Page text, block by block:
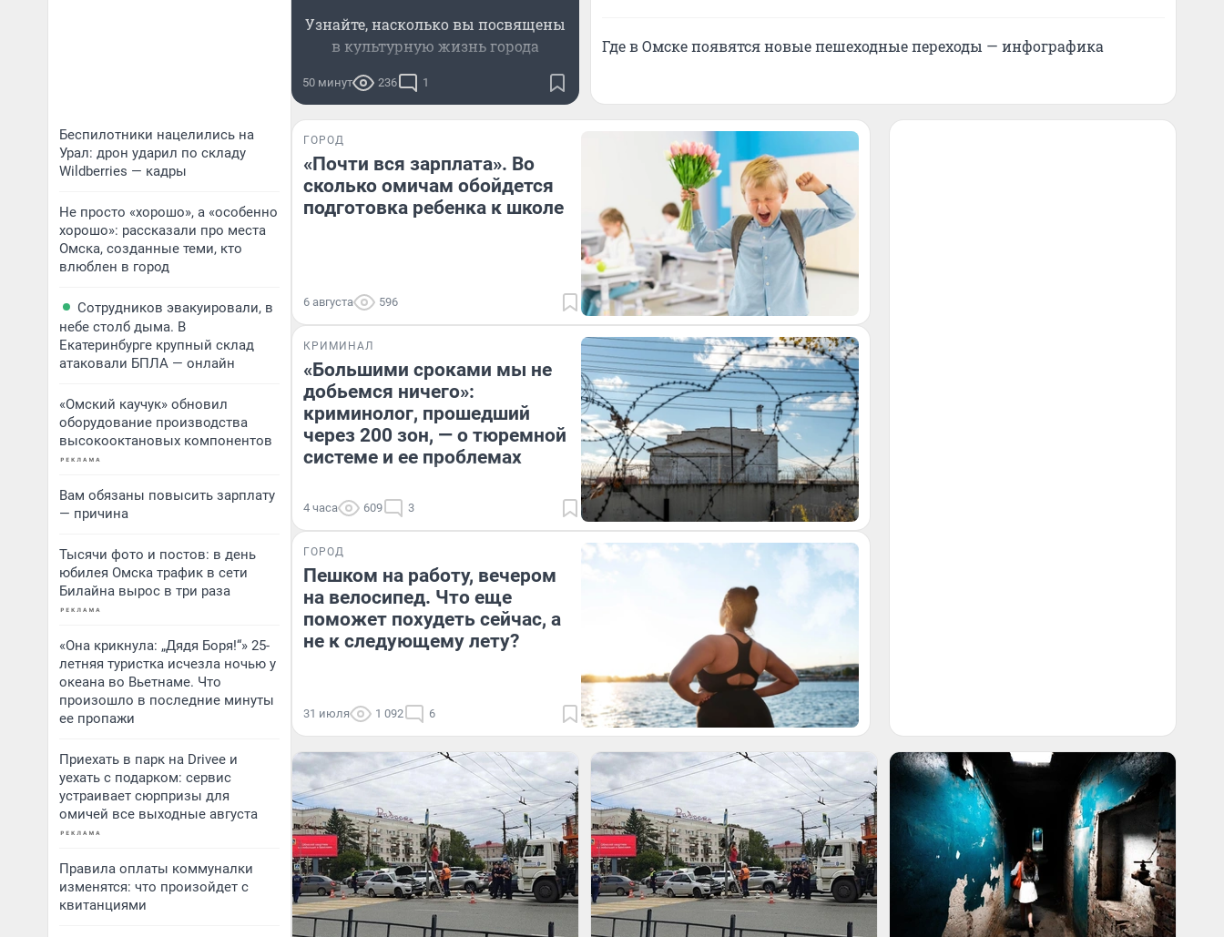
Беспилотники нацелились на
Урал: дрон ударил по складу
Wildberries — кадры
Не просто «хорошо», а «особенно
хорошо»: рассказали про места
Омска, созданные теми, кто
влюблен в город
Сотрудников эвакуировали, в
небе столб дыма. В
Екатеринбурге крупный склад
атаковали БПЛА — онлайн
«Омский каучук» обновил
оборудование производства
высокооктановых компонентов
Вам обязаны повысить зарплату
— причина
Тысячи фото и постов: в день
юбилея Омска трафик в сети
Билайна вырос в три раза
«Она крикнула: „Дядя Боря!“» 25-
летняя туристка исчезла ночью у
океана во Вьетнаме. Что
произошло в последние минуты
ее пропажи
Приехать в парк на Drivee и
уехать с подарком: сервис
устраивает сюрпризы для
омичей все выходные августа
Правила оплаты коммуналки
изменятся: что произойдет с
квитанциями
Узнайте, насколько вы посвящены
в культурную жизнь города
50 минут 236 1
Где в Омске появятся новые пешеходные переходы — инфографика
ГОРОД
«Почти вся зарплата». Во
сколько омичам обойдется
подготовка ребенка к школе
6 августа 596
КРИМИНАЛ
«Большими сроками мы не
добьемся ничего»:
криминолог, прошедший
через 200 зон, — о тюремной
системе и ее проблемах
4 часа 609 3
ГОРОД
Пешком на работу, вечером
на велосипед. Что еще
поможет похудеть сейчас, а
не к следующему лету?
31 июля 1 092 6